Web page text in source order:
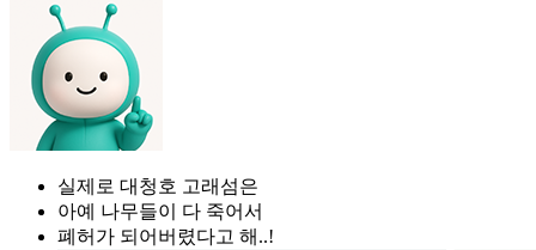
실제로 대청호 고래섬은
아예 나무들이 다 죽어서
폐허가 되어버렸다고 해..!